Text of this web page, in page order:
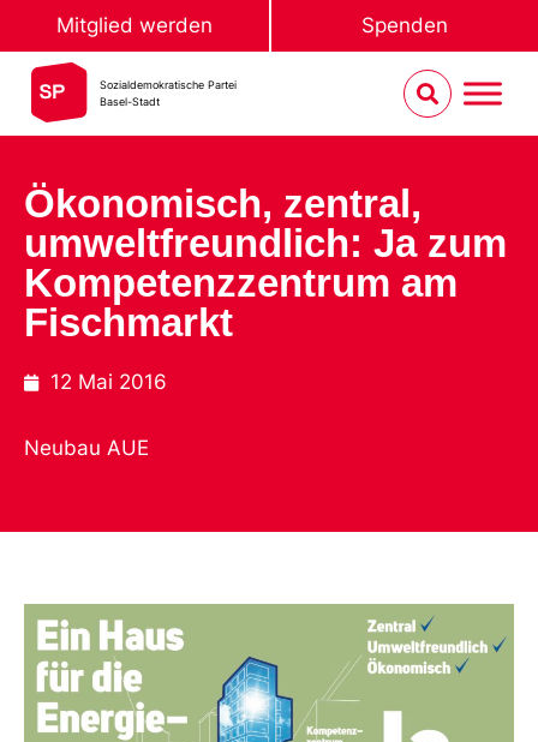
Mitglied werden Spenden
Sozialdemokratische Partei
Basel-Stadt
Ökonomisch, zentral,
umweltfreundlich: Ja zum
Kompetenzzentrum am
Fischmarkt
12 Mai 2016
Neubau AUE